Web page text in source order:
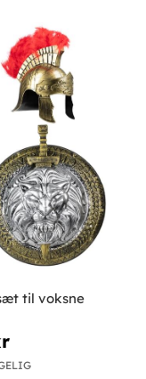
til voksne